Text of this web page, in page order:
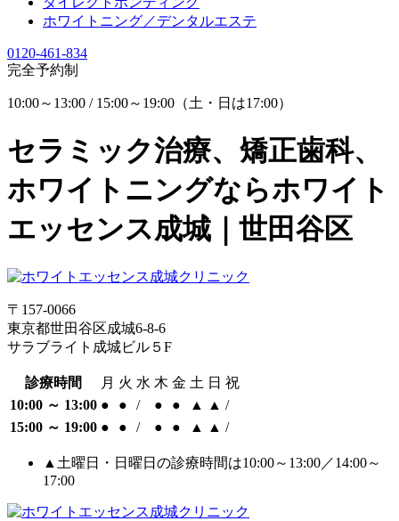
ホワイトニング／デンタルエステ
0120-461-834
完全予約制
10:00～13:00 / 15:00～19:00（土・日は17:00）
セラミック治療、矯正歯科、
ホワイトニングならホワイト
エッセンス成城｜世田谷区
〒157-0066
東京都世田谷区成城6-8-6
サラブライト成城ビル５F
診療時間 月 火 水 木 金 土 日 祝
10:00 ～ 13:00 ● ● / ● ● ▲ ▲ /
15:00 ～ 19:00 ● ● / ● ● ▲ ▲ /
▲土曜日・日曜日の診療時間は10:00～13:00／14:00～
17:00